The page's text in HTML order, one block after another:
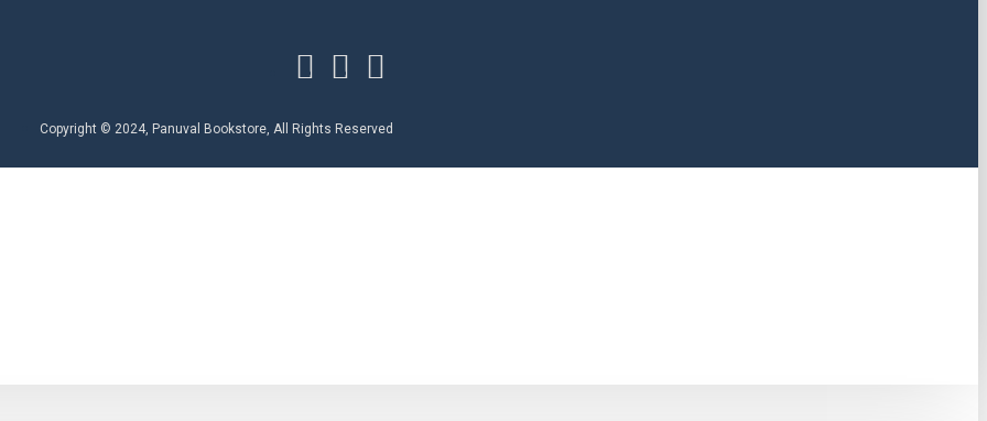
Copyright © 2024, Panuval Bookstore, All Rights Reserved